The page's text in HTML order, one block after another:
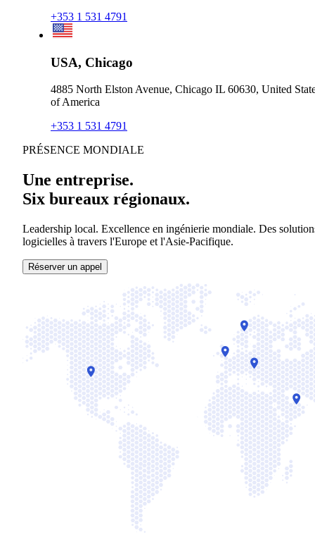
+353 1 531 4791
USA, Chicago
4885 North Elston Avenue, Chicago IL 60630, United
of America
+353 1 531 4791
PRÉSENCE MONDIALE
Une entreprise.
Six bureaux régionaux.
Leadership local. Excellence en ingénierie mondiale. Des
logicielles à travers l'Europe et l'Asie-Pacifique.
Réserver un appel